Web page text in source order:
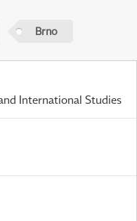
Brno
International Studies